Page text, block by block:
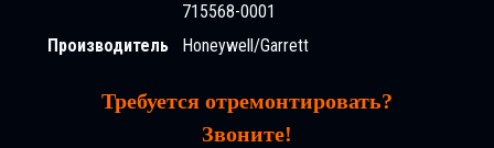
715568-0001
Производитель
Honeywell/Garrett
Требуется отремонтировать?
Звоните!